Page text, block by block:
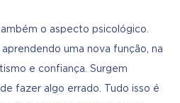
o aspecto psicológico.
uma nova função, na
e confiança. Surgem
fazer algo errado. Tudo isso é